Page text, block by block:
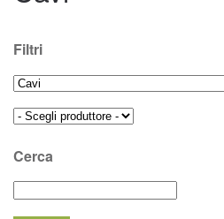
Filtri
Cerca